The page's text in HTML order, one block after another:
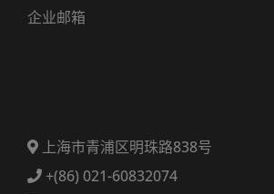
企业邮箱
上海市青浦区明珠路838号
+(86) 021-60832074